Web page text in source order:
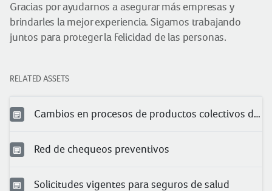
Gracias por ayudarnos a asegurar más empresas y
brindarles la mejor experiencia. Sigamos trabajando
juntos para proteger la felicidad de las personas.
RELATED ASSETS
Cambios en procesos de productos colectivos de salud
Red de chequeos preventivos
Solicitudes vigentes para seguros de salud